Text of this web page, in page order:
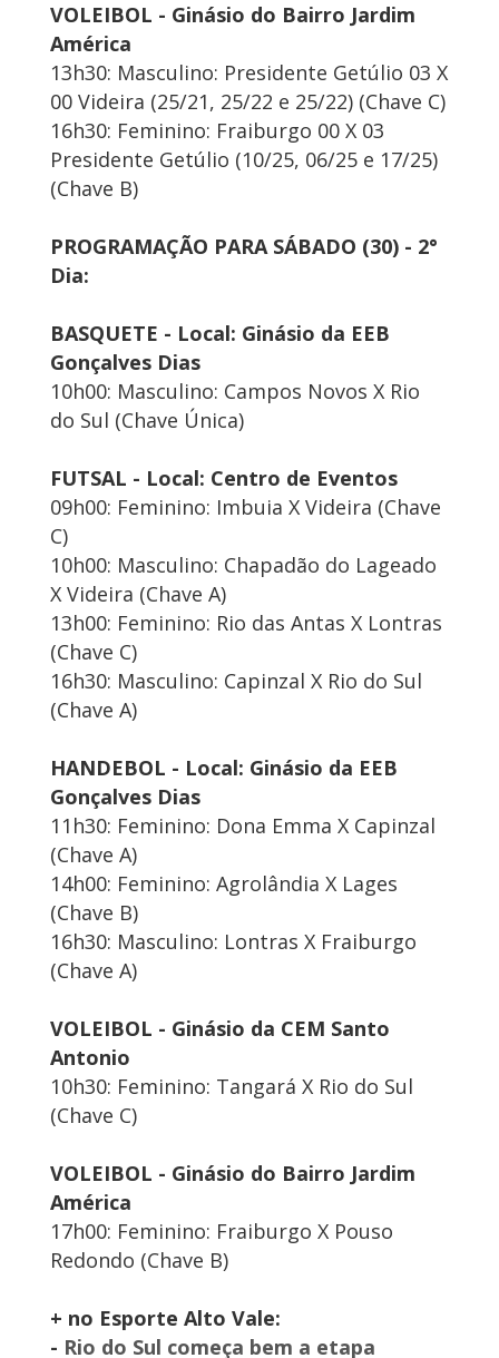
VOLEIBOL - Ginásio do Bairro Jardim
América
13h30: Masculino: Presidente Getúlio 03 X
00 Videira (25/21, 25/22 e 25/22) (Chave C)
16h30: Feminino: Fraiburgo 00 X 03
Presidente Getúlio (10/25, 06/25 e 17/25)
(Chave B)
PROGRAMAÇÃO PARA SÁBADO (30) - 2°
Dia:
BASQUETE - Local: Ginásio da EEB
Gonçalves Dias
10h00: Masculino: Campos Novos X Rio
do Sul (Chave Única)
FUTSAL - Local: Centro de Eventos
09h00: Feminino: Imbuia X Videira (Chave
C)
10h00: Masculino: Chapadão do Lageado
X Videira (Chave A)
13h00: Feminino: Rio das Antas X Lontras
(Chave C)
16h30: Masculino: Capinzal X Rio do Sul
(Chave A)
HANDEBOL - Local: Ginásio da EEB
Gonçalves Dias
11h30: Feminino: Dona Emma X Capinzal
(Chave A)
14h00: Feminino: Agrolândia X Lages
(Chave B)
16h30: Masculino: Lontras X Fraiburgo
(Chave A)
VOLEIBOL - Ginásio da CEM Santo
Antonio
10h30: Feminino: Tangará X Rio do Sul
(Chave C)
VOLEIBOL - Ginásio do Bairro Jardim
América
17h00: Feminino: Fraiburgo X Pouso
Redondo (Chave B)
+ no Esporte Alto Vale:
- Rio do Sul começa bem a etapa